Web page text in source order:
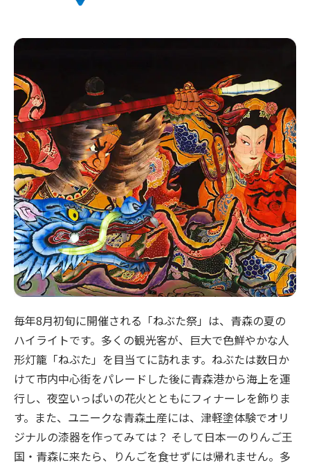
毎年8月初旬に開催される「ねぶた祭」は、青森の夏の
ハイライトです。多くの観光客が、巨大で色鮮やかな人
形灯籠「ねぶた」を目当てに訪れます。ねぶたは数日か
けて市内中心街をパレードした後に青森港から海上を運
行し、夜空いっぱいの花火とともにフィナーレを飾りま
す。また、ユニークな青森土産には、津軽塗体験でオリ
ジナルの漆器を作ってみては？ そして日本一のりんご王
国・青森に来たら、りんごを食せずには帰れません。多